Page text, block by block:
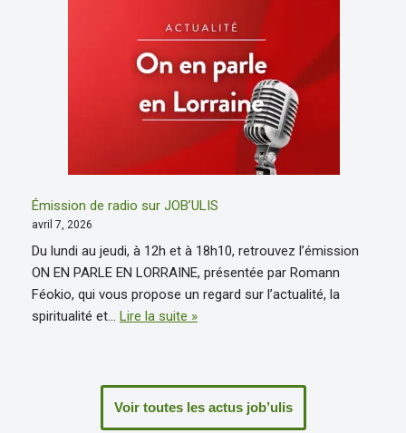
Émission de radio sur JOB’ULIS
avril 7, 2026
Du lundi au jeudi, à 12h et à 18h10, retrouvez l’émission
ON EN PARLE EN LORRAINE, présentée par Romann
Féokio, qui vous propose un regard sur l’actualité, la
spiritualité et… Lire la suite »
Voir toutes les actus job’ulis